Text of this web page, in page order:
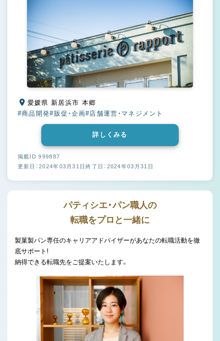
愛媛県 新居浜市 本郷
#商品開発#販促・企画#店舗運営・マネジメント
詳しくみる
掲載ID 999887
更新日：2024年03月31日終了日：2024年03月31日
パティシエ・パン職人の
転職をプロと一緒に
製菓製パン専任のキャリアアドバイザーがあなたの転職活動を徹
底サポート!
納得できる転職先をご提案いたします。